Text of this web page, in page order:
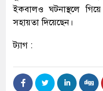
ইকবালও ঘটনাস্থলে
সহায়তা দিয়েছেন।
ট্যাগ :